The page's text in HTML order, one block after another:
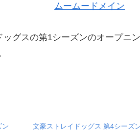
ムームードメイン
グスの第1シーズンのオープニ
ン
文豪ストレイドッグス 第4シーズ